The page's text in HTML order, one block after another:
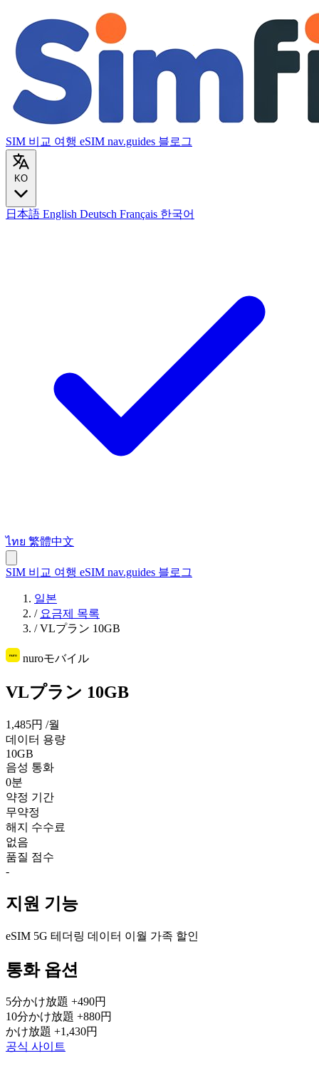
SIM 비교 여행 eSIM nav.guides 블로그
KO
日本語 English Deutsch Français 한국어
ไทย 繁體中文
SIM 비교 여행 eSIM nav.guides 블로그
일본
/ 요금제 목록
/ VLプラン 10GB
nuroモバイル
VLプラン 10GB
1,485円 /월
데이터 용량
10GB
음성 통화
0분
약정 기간
무약정
해지 수수료
없음
품질 점수
-
지원 기능
eSIM 5G 테더링 데이터 이월 가족 할인
통화 옵션
5分かけ放題 +490円
10分かけ放題 +880円
かけ放題 +1,430円
공식 사이트